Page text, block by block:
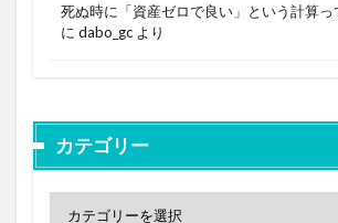
死ぬ時に「資産ゼロで良い」という計算っ
に dabo_gc より
カテゴリー